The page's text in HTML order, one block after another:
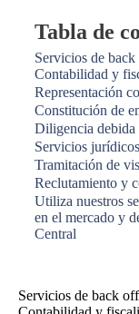
Tabla de
Servicios de
Contabilidad y
Representación
Constitución de
Diligencia debida
Servicios jurídicos
Tramitación de
Reclutamiento y
Utiliza nuestros
en el mercado y
Central
Servicios de back